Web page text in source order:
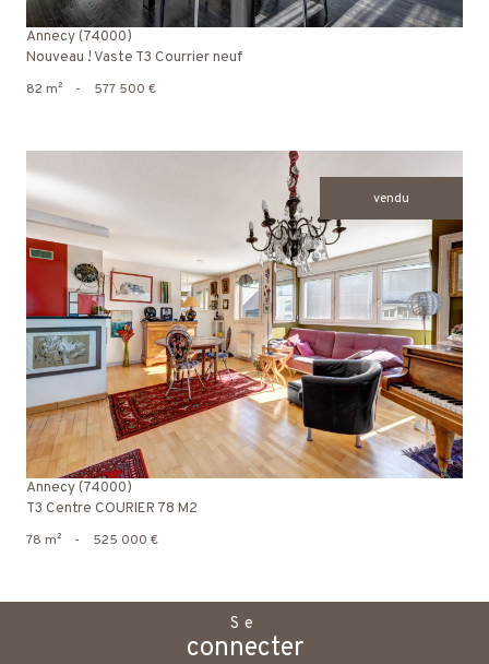
Annecy (74000)
Nouveau ! Vaste T3 Courrier neuf
82 m² - 577 500 €
vendu
voir le bien
Annecy (74000)
T3 Centre COURIER 78 M2
78 m² - 525 000 €
Se
connecter